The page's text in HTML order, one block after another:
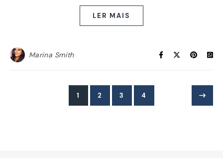
LER MAIS
Marina Smith
1 2 3 4